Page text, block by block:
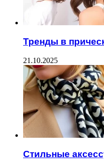
Тренды в
21.10.2025
Стильные